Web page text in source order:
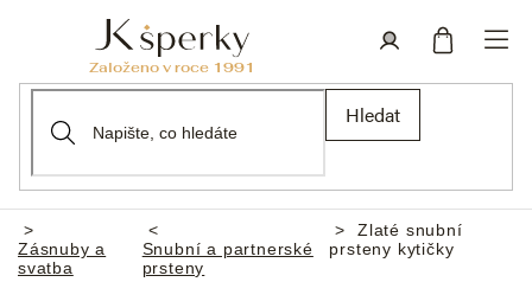
Hledat
Domů
Zásnuby a
svatba
Snubní a partnerské
prsteny
Zlaté snubní
prsteny kytičky